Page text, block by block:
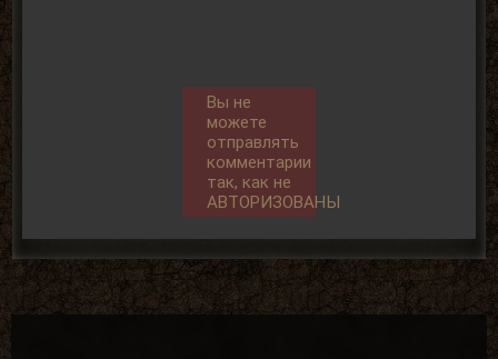
Вы не
можете
отправлять
комментарии
так, как не
АВТОРИЗОВАНЫ